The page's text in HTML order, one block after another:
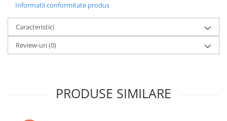
https://www.doctortrotineta.ro/plata-
tbi?
forceOriginalForEdit=1&preview=00681
Informatii conformitate produs
Caracteristici
Review-uri(0)
PRODUSE SIMILARE